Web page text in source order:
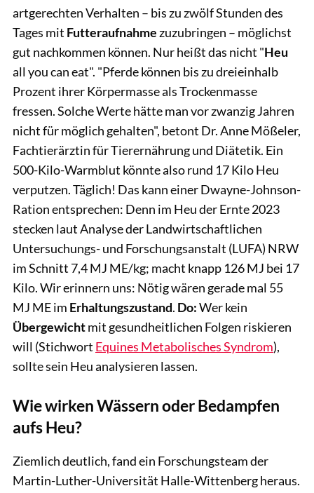
artgerechten Verhalten – bis zu zwölf Stunden des
Tages mit Futteraufnahmezuzubringen – möglichst
gut nachkommen können. Nur heißt das nicht "Heu
all you can eat". "Pferde können bis zu dreieinhalb
Prozent ihrer Körpermasse als Trockenmasse
fressen. Solche Werte hätte man vor zwanzig Jahren
nicht für möglich gehalten", betont Dr. Anne Mößeler,
Fachtierärztin für Tierernährung und Diätetik. Ein
500-Kilo-Warmblut könnte also rund 17 Kilo Heu
verputzen. Täglich! Das kann einer Dwayne-Johnson-
Ration entsprechen: Denn im Heu der Ernte 2023
stecken laut Analyse der Landwirtschaftlichen
Untersuchungs- und Forschungsanstalt (LUFA) NRW
im Schnitt 7,4 MJ ME/kg; macht knapp 126 MJ bei 17
Kilo. Wir erinnern uns: Nötig wären gerade mal 55
MJ ME im Erhaltungszustand. Do:Wer kein
Übergewichtmit gesundheitlichen Folgen riskieren
will (Stichwort Equines Metabolisches Syndrom),
sollte sein Heu analysieren lassen.
Wie wirken Wässern oder Bedampfen
aufs Heu?
Ziemlich deutlich, fand ein Forschungsteam der
Martin-Luther-Universität Halle-Wittenberg heraus.